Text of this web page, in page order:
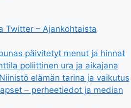
Twitter – Ajankohtaista
päivitetyt menut ja hinnat
poliittinen ura ja aikajana
elämän tarina ja vaikutus
– perheetiedot ja median